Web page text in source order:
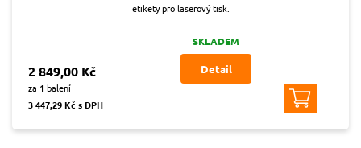
etikety pro laserový tisk.
2 849,00 Kč
za 1 balení
3 447,29 Kč s DPH
SKLADEM
Detail